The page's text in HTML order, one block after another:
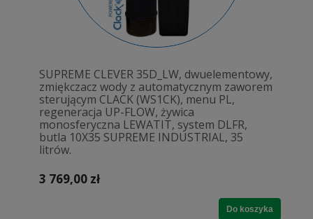
SUPREME CLEVER 35D_LW, dwuelementowy,
zmiękczacz wody z automatycznym zaworem
sterującym CLACK (WS1CK), menu PL,
regeneracja UP-FLOW, żywica
monosferyczna LEWATIT, system DLFR,
butla 10X35 SUPREME INDUSTRIAL, 35
litrów.
3 769,00 zł
Do koszyka